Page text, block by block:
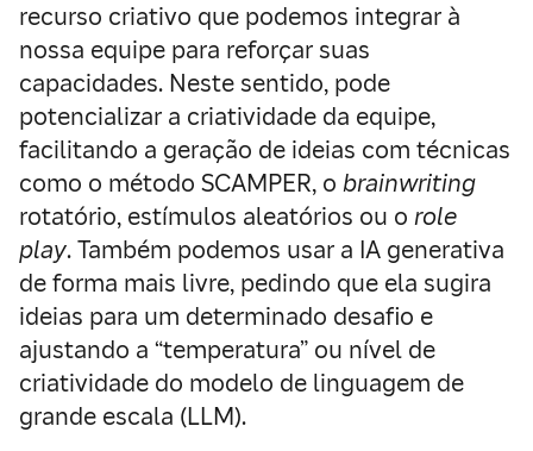
recurso criativo que podemos integrar à
nossa equipe para reforçar suas
capacidades. Neste sentido, pode
potencializar a criatividade da equipe,
facilitando a geração de ideias com técnicas
como o método SCAMPER, o brainwriting
rotatório, estímulos aleatórios ou o role
play. Também podemos usar a IA generativa
de forma mais livre, pedindo que ela sugira
ideias para um determinado desafio e
ajustando a “temperatura” ou nível de
criatividade do modelo de linguagem de
grande escala (LLM).